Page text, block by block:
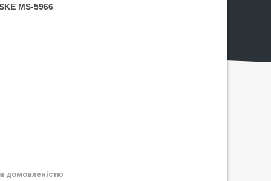
MS-5966
домовленістю